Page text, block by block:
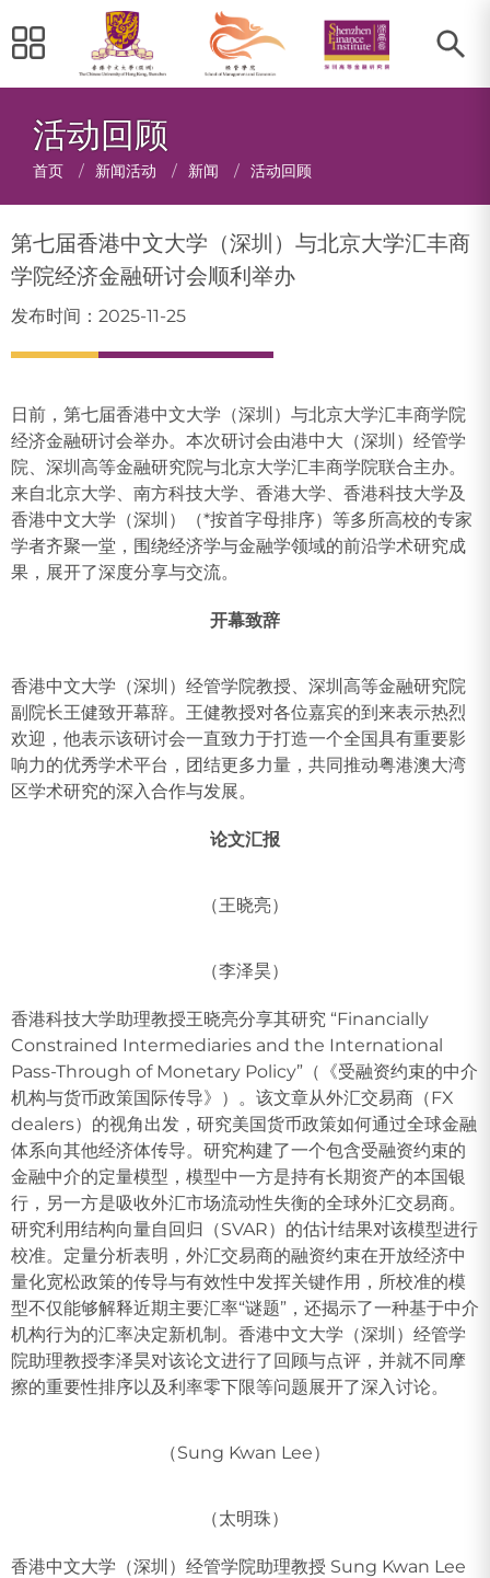
活动回顾
面
包
屑
首页 / 新闻活动 / 新闻 / 活动回顾
第七届香港中文大学（深圳）与北京大学汇丰商
学院经济金融研讨会顺利举办
发布时间：2025-11-25
日前，第七届香港中文大学（深圳）与北京大学汇丰商学院
经济金融研讨会举办。本次研讨会由港中大（深圳）经管学
院、深圳高等金融研究院与北京大学汇丰商学院联合主办。
来自北京大学、南方科技大学、香港大学、香港科技大学及
香港中文大学（深圳）（*按首字母排序）等多所高校的专家
学者齐聚一堂，围绕经济学与金融学领域的前沿学术研究成
果，展开了深度分享与交流。
开幕致辞
香港中文大学（深圳）经管学院教授、深圳高等金融研究院
副院长王健致开幕辞。王健教授对各位嘉宾的到来表示热烈
欢迎，他表示该研讨会一直致力于打造一个全国具有重要影
响力的优秀学术平台，团结更多力量，共同推动粤港澳大湾
区学术研究的深入合作与发展。
论文汇报
（王晓亮）
（李泽昊）
香港科技大学助理教授王晓亮分享其研究 “Financially
Constrained Intermediaries and the International
Pass-Through of Monetary Policy”（《受融资约束的中介
机构与货币政策国际传导》）。该文章从外汇交易商（FX
dealers）的视角出发，研究美国货币政策如何通过全球金融
体系向其他经济体传导。研究构建了一个包含受融资约束的
金融中介的定量模型，模型中一方是持有长期资产的本国银
行，另一方是吸收外汇市场流动性失衡的全球外汇交易商。
研究利用结构向量自回归（SVAR）的估计结果对该模型进行
校准。定量分析表明，外汇交易商的融资约束在开放经济中
量化宽松政策的传导与有效性中发挥关键作用，所校准的模
型不仅能够解释近期主要汇率“谜题”，还揭示了一种基于中介
机构行为的汇率决定新机制。香港中文大学（深圳）经管学
院助理教授李泽昊对该论文进行了回顾与点评，并就不同摩
擦的重要性排序以及利率零下限等问题展开了深入讨论。
（Sung Kwan Lee）
（太明珠）
香港中文大学（深圳）经管学院助理教授 Sung Kwan Lee